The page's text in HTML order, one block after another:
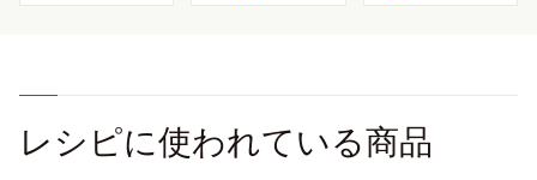
レシピに使われている商品